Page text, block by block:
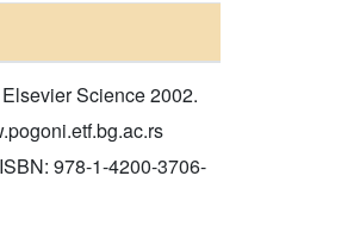
Science 2002.
978-1-4200-3706-